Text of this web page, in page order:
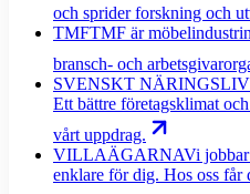
och sprider forskning och
TMFTMF är
bransch- och
SVENSKT NÄRINGSLIV
Ett bättre företagsklimat
vårt uppdrag.
VILLAÄGARNAVi
enklare för dig. Hos oss får